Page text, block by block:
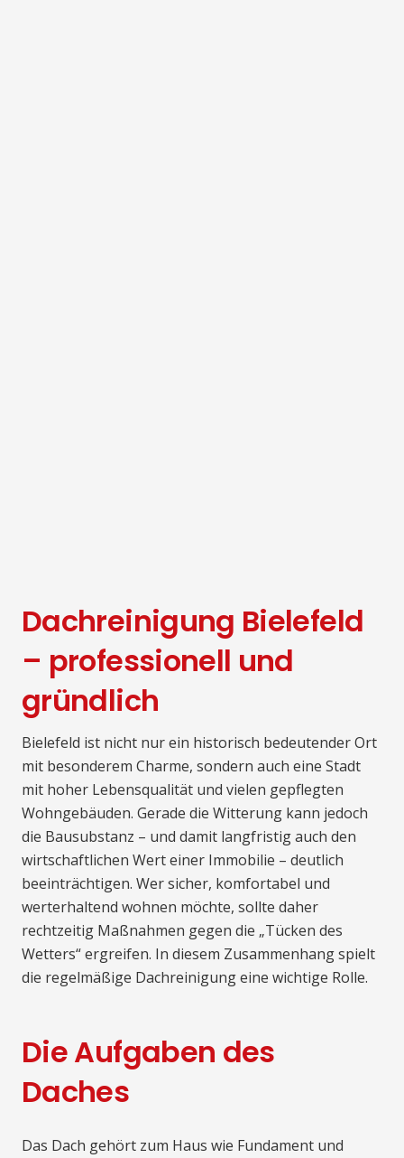
Dachreinigung Bielefeld
– professionell und
gründlich
Bielefeld ist nicht nur ein historisch bedeutender Ort
mit besonderem Charme, sondern auch eine Stadt
mit hoher Lebensqualität und vielen gepflegten
Wohngebäuden. Gerade die Witterung kann jedoch
die Bausubstanz – und damit langfristig auch den
wirtschaftlichen Wert einer Immobilie – deutlich
beeinträchtigen. Wer sicher, komfortabel und
werterhaltend wohnen möchte, sollte daher
rechtzeitig Maßnahmen gegen die „Tücken des
Wetters“ ergreifen. In diesem Zusammenhang spielt
die regelmäßige Dachreinigung eine wichtige Rolle.
Die Aufgaben des
Daches
Das Dach gehört zum Haus wie Fundament und